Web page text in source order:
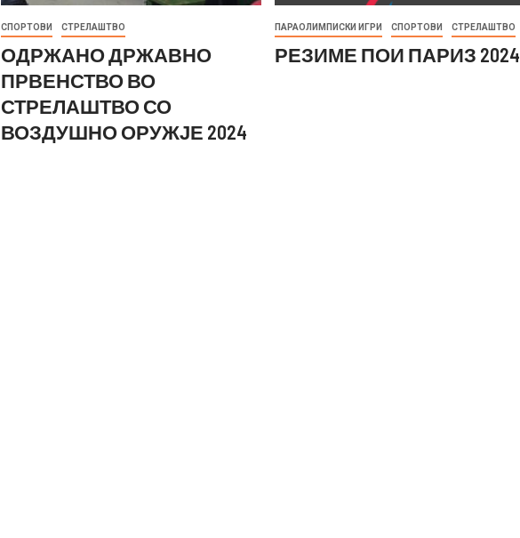
СПОРТОВИ СТРЕЛАШТВО
ОДРЖАНО ДРЖАВНО
ПРВЕНСТВО ВО
СТРЕЛАШТВО СО
ВОЗДУШНО ОРУЖЈЕ 2024
ПАРАОЛИМПИСКИ ИГРИ СПОРТОВИ СТРЕЛАШТВО
РЕЗИМЕ ПОИ ПАРИЗ 2024